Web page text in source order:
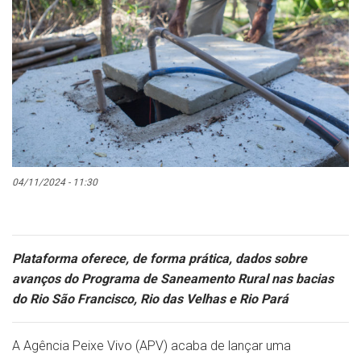
04/11/2024 - 11:30
Plataforma oferece, de forma prática, dados sobre
avanços do Programa de Saneamento Rural nas bacias
do Rio São Francisco, Rio das Velhas e Rio Pará
A Agência Peixe Vivo (APV) acaba de lançar uma